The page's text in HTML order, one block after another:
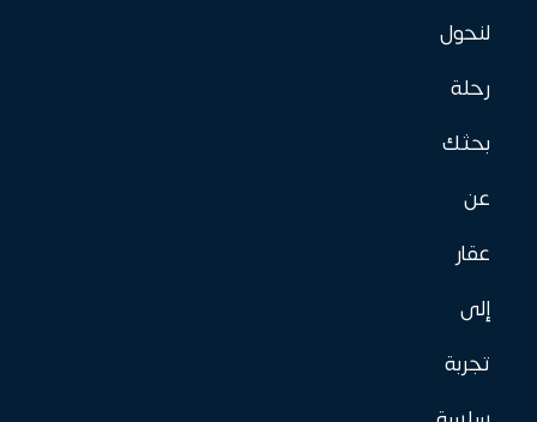
لنحول
رحلة
بحثك
عن
عقار
إلى
تجربة